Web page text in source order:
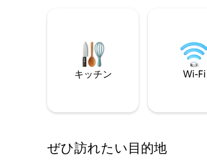
キッチン Wi-Fi
ぜひ訪⁠れ⁠た⁠い目⁠的⁠地